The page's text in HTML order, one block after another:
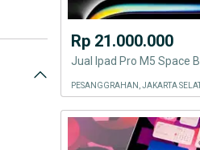
Rp 21.000.000
PESANGGRAHAN, JAKARTA